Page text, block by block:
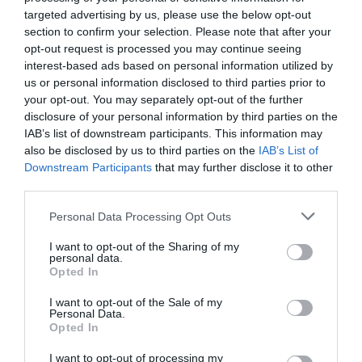
targeted advertising by us, please use the below opt-out
section to confirm your selection. Please note that after your
opt-out request is processed you may continue seeing
interest-based ads based on personal information utilized by
us or personal information disclosed to third parties prior to
your opt-out. You may separately opt-out of the further
disclosure of your personal information by third parties on the
IAB’s list of downstream participants. This information may
also be disclosed by us to third parties on the IAB’s List of
Downstream Participants that may further disclose it to other
Personal Data Processing Opt Outs
I want to opt-out of the Sharing of my
personal data.
Opted In
I want to opt-out of the Sale of my
Personal Data.
Opted In
I want to opt-out of processing my
πως τη μεγάλη στιγμή του τελικού του Champions
League αντί για εντυπωσιακά γκολ, συνεχόμενες φάσεις
και θεαματική μπάλα είδαν ένα κοινότυπο underκαι για
αυτό δεν φταίει η ομαδάρα του Λουίς Ενρίκε αλλά το
αντι-εμπορικό στιλ της ομάδας του Αρτέτα.
Όμως το ποδόσφαιρο, σε αντίθεση με τη μυθολογία της
εποχής, είναι και θα παραμείνει ένα άθλημα
αποτελέσματος: το θέαμα είναι κάτι που μπορεί να
μπορεί και όχι.Στο τέλος της ημέρας, αν αγαπάς το
ποδόσφαιρο το αγαπάς όπως και να έχει, όχι μόνο
όταν το σκορ προσομοιάζει σε αγώνα πόλο.
Το
ενός αουτσάιντερ να μην χάσει από το φαβορί. Το
αγαπάς όταν μια μηχανή θεάματος σαν την Παρί